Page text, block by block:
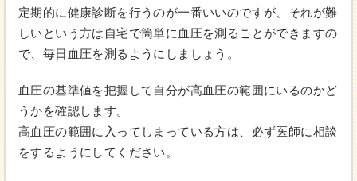
定期的に健康診断を行うのが一番いいのですが、それが難
しいという方は自宅で簡単に血圧を測ることができますの
で、毎日血圧を測るようにしましょう。
血圧の基準値を把握して自分が高血圧の範囲にいるのかど
うかを確認します。
高血圧の範囲に入ってしまっている方は、必ず医師に相談
をするようにしてください。